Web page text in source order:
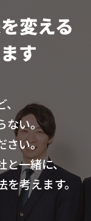
変える
す
ない。
さい。
と一緒に、
考えます。